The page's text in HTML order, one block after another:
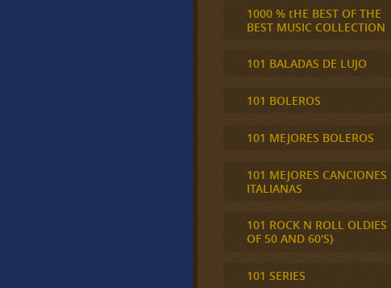
1000 % tHE BEST OF THE
BEST MUSIC COLLECTION
101 BALADAS DE LUJO
101 BOLEROS
101 MEJORES BOLEROS
101 MEJORES CANCIONES
ITALIANAS
101 ROCK N ROLL OLDIES
OF 50 AND 60'S}
101 SERIES